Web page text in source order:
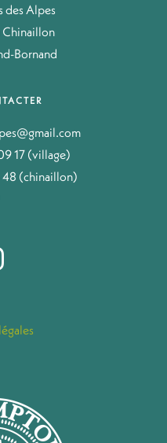
des Alpes
Chinaillon
Bornand
17 (village)
(chinaillon)